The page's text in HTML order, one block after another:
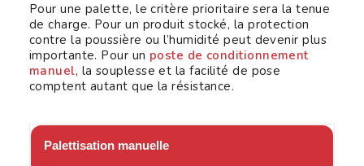
Pour une palette, le critère prioritaire sera la tenue
de charge. Pour un produit stocké, la protection
contre la poussière ou l’humidité peut devenir plus
importante. Pour un poste de conditionnement
manuel, la souplesse et la facilité de pose
comptent autant que la résistance.
Palettisation manuelle